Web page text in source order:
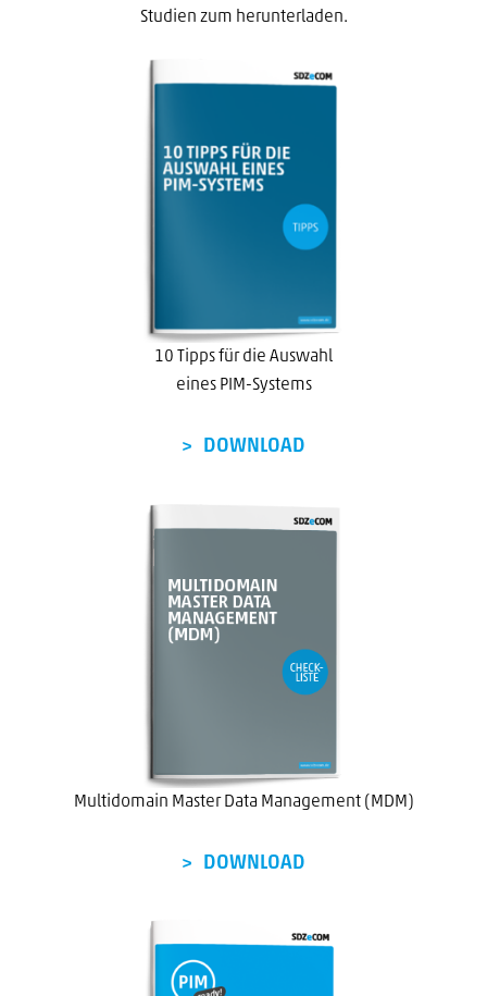
Studien zum herunterladen.
10 Tipps für die Auswahl
eines PIM-Systems
DOWNLOAD
Multidomain Master Data Management (MDM)
DOWNLOAD